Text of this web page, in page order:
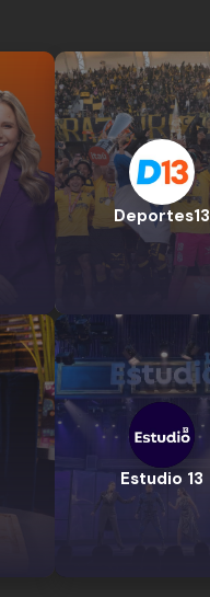
Deportes13
Estudio 13